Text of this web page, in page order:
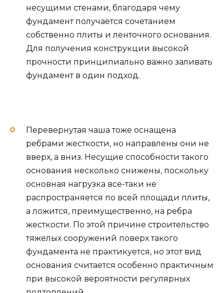
несущими стенами, благодаря чему
фундамент получается сочетанием
собственно плиты и ленточного основания.
Для получения конструкции высокой
прочности принципиально важно заливать
фундамент в один подход.
Перевернутая чаша тоже оснащена
ребрами жесткости, но направлены они не
вверх, а вниз. Несущие способности такого
основания несколько снижены, поскольку
основная нагрузка все-таки не
распространяется по всей площади плиты,
а ложится, преимущественно, на ребра
жесткости. По этой причине строительство
тяжелых сооружений поверх такого
фундамента не практикуется, но этот вид
основания считается особенно практичным
при высокой вероятности регулярных